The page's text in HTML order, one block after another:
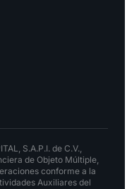
S.A.P.I. de C.V.,
de Objeto Múltiple,
conforme a la
Auxiliares del